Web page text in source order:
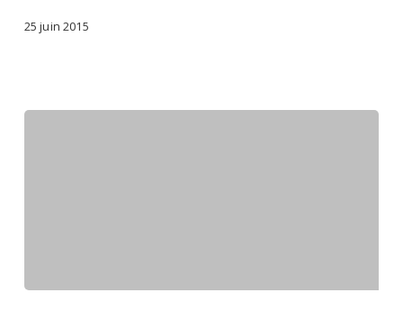
25 juin 2015